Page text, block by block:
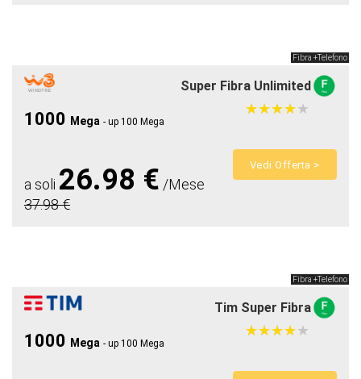
Fibra +Telefono
Super Fibra Unlimited
1000 Mega - up 100 Mega
★★★★★
★★★★★
a soli 26.98 € /Mese
37.98 €
Vedi Offerta >
Fibra +Telefono
Tim Super Fibra
1000 Mega - up 100 Mega
★★★★★
★★★★★